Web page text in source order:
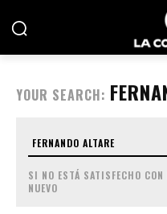
YOUR SEARCH:
SI NO ESTÁ SATISFECHO CON
NUEVO